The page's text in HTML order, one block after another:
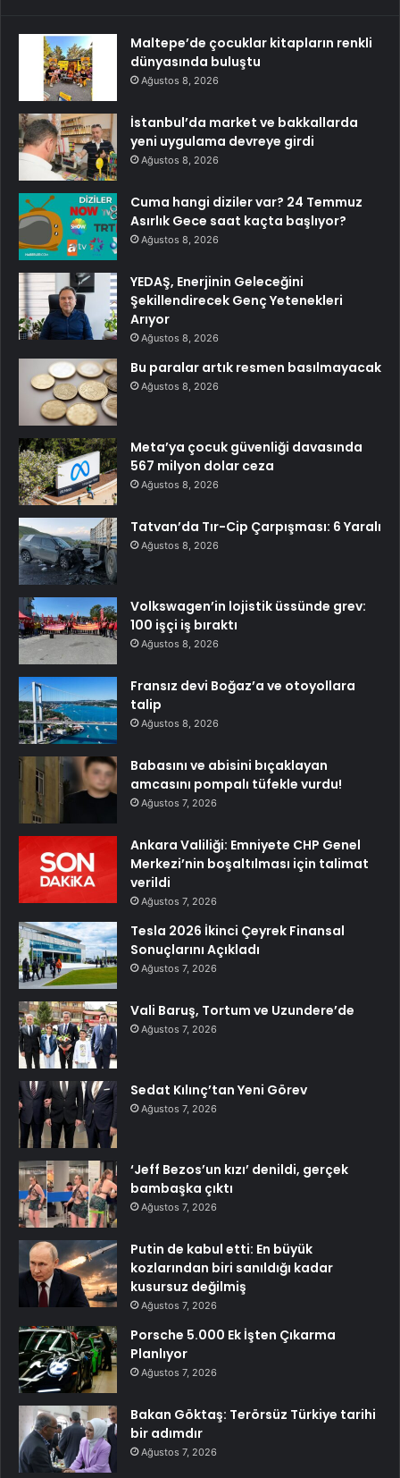
Maltepe’de çocuklar kitapların renkli
dünyasında buluştu
Ağustos 8, 2026
İstanbul’da market ve bakkallarda
yeni uygulama devreye girdi
Ağustos 8, 2026
Cuma hangi diziler var? 24 Temmuz
Asırlık Gece saat kaçta başlıyor?
Ağustos 8, 2026
YEDAŞ, Enerjinin Geleceğini
Şekillendirecek Genç Yetenekleri
Arıyor
Ağustos 8, 2026
Bu paralar artık resmen basılmayacak
Ağustos 8, 2026
Meta’ya çocuk güvenliği davasında
567 milyon dolar ceza
Ağustos 8, 2026
Tatvan’da Tır-Cip Çarpışması: 6 Yaralı
Ağustos 8, 2026
Volkswagen’in lojistik üssünde grev:
100 işçi iş bıraktı
Ağustos 8, 2026
Fransız devi Boğaz’a ve otoyollara
talip
Ağustos 8, 2026
Babasını ve abisini bıçaklayan
amcasını pompalı tüfekle vurdu!
Ağustos 7, 2026
Ankara Valiliği: Emniyete CHP Genel
Merkezi’nin boşaltılması için talimat
verildi
Ağustos 7, 2026
Tesla 2026 İkinci Çeyrek Finansal
Sonuçlarını Açıkladı
Ağustos 7, 2026
Vali Baruş, Tortum ve Uzundere’de
Ağustos 7, 2026
Sedat Kılınç’tan Yeni Görev
Ağustos 7, 2026
‘Jeff Bezos’un kızı’ denildi, gerçek
bambaşka çıktı
Ağustos 7, 2026
Putin de kabul etti: En büyük
kozlarından biri sanıldığı kadar
kusursuz değilmiş
Ağustos 7, 2026
Porsche 5.000 Ek İşten Çıkarma
Planlıyor
Ağustos 7, 2026
Bakan Göktaş: Terörsüz Türkiye tarihi
bir adımdır
Ağustos 7, 2026